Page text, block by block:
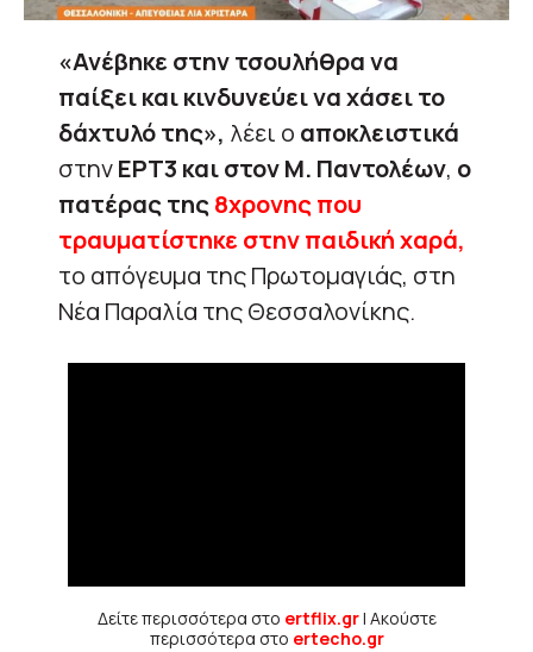
«Ανέβηκε στην τσουλήθρα να
παίξει και κινδυνεύει να χάσει το
δάχτυλό της», λέει ο αποκλειστικά
στηνΕΡΤ3 και στον Μ. Παντολέων, ο
πατέρας της8χρονης που
τραυματίστηκε στην παιδική χαρά,
το απόγευμα της Πρωτομαγιάς, στη
Νέα Παραλία της Θεσσαλονίκης.
Δείτε περισσότερα στο ertflix.gr| Ακούστε
περισσότερα στο ertecho.gr